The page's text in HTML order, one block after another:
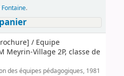
Fontaine.
/ Equipe
Meyrin-Village 2P, classe de
des équipes pédagogiques, 1981